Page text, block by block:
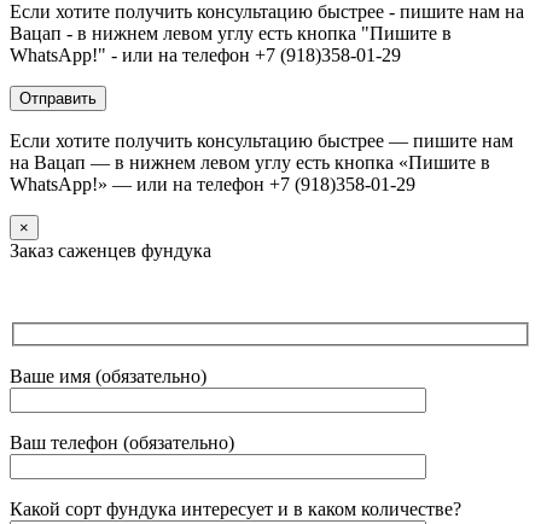
Если хотите получить консультацию быстрее - пишите нам на
Вацап - в нижнем левом углу есть кнопка "Пишите в
WhatsApp!" - или на телефон +7 (918)358-01-29
Если хотите получить консультацию быстрее — пишите нам
на Вацап — в нижнем левом углу есть кнопка «Пишите в
WhatsApp!» — или на телефон +7 (918)358-01-29
×
Заказ саженцев фундука
Ваше имя (обязательно)
Ваш телефон (обязательно)
Какой сорт фундука интересует и в каком количестве?